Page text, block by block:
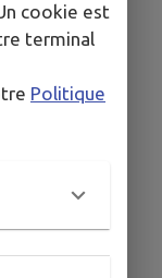
cookie est
terminal
Politique